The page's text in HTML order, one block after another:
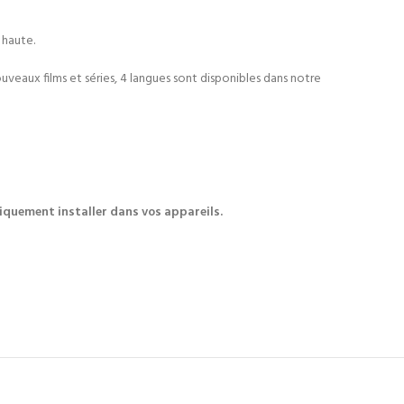
films et séries, 4 langues sont disponibles dans notre
installer dans vos appareils.